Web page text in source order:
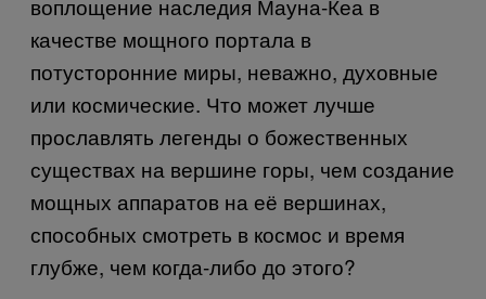
качестве мощного портала в
потусторонние миры, неважно, духовные
или космические. Что может лучше
прославлять легенды о божественных
существах на вершине горы, чем создание
мощных аппаратов на её вершинах,
способных смотреть в космос и время
глубже, чем когда-либо до этого?